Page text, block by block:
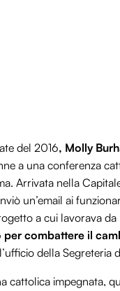
del 2016, Molly
a una conferenza
Arrivata nella
un’email ai
a cui lavorava da
per combattere il
della Segreteria
cattolica impegnata,